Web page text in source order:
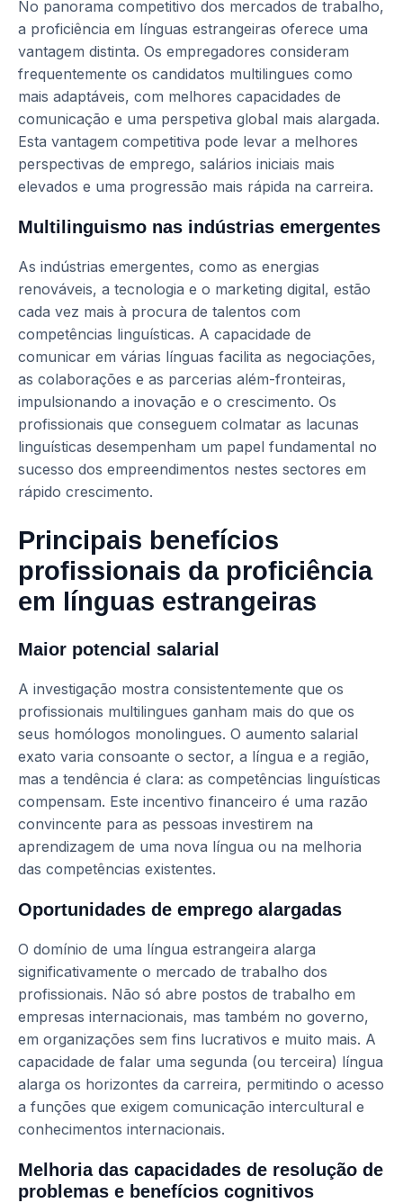
No panorama competitivo dos mercados de trabalho,
a proficiência em línguas estrangeiras oferece uma
vantagem distinta. Os empregadores consideram
frequentemente os candidatos multilingues como
mais adaptáveis, com melhores capacidades de
comunicação e uma perspetiva global mais alargada.
Esta vantagem competitiva pode levar a melhores
perspectivas de emprego, salários iniciais mais
elevados e uma progressão mais rápida na carreira.
Multilinguismo nas indústrias emergentes
As indústrias emergentes, como as energias
renováveis, a tecnologia e o marketing digital, estão
cada vez mais à procura de talentos com
competências linguísticas. A capacidade de
comunicar em várias línguas facilita as negociações,
as colaborações e as parcerias além-fronteiras,
impulsionando a inovação e o crescimento. Os
profissionais que conseguem colmatar as lacunas
linguísticas desempenham um papel fundamental no
sucesso dos empreendimentos nestes sectores em
rápido crescimento.
Principais benefícios
profissionais da proficiência
em línguas estrangeiras
Maior potencial salarial
A investigação mostra consistentemente que os
profissionais multilingues ganham mais do que os
seus homólogos monolingues. O aumento salarial
exato varia consoante o sector, a língua e a região,
mas a tendência é clara: as competências linguísticas
compensam. Este incentivo financeiro é uma razão
convincente para as pessoas investirem na
aprendizagem de uma nova língua ou na melhoria
das competências existentes.
Oportunidades de emprego alargadas
O domínio de uma língua estrangeira alarga
significativamente o mercado de trabalho dos
profissionais. Não só abre postos de trabalho em
empresas internacionais, mas também no governo,
em organizações sem fins lucrativos e muito mais. A
capacidade de falar uma segunda (ou terceira) língua
alarga os horizontes da carreira, permitindo o acesso
a funções que exigem comunicação intercultural e
conhecimentos internacionais.
Melhoria das capacidades de resolução de
problemas e benefícios cognitivos